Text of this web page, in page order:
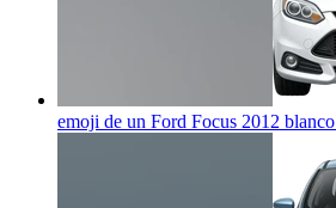
emoji de un Ford Focus 2012 blanco